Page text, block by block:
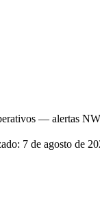
— alertas
7 de agosto de